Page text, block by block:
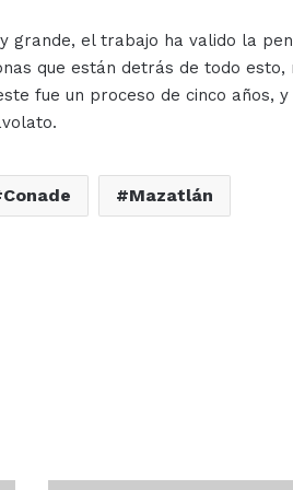
grande, el trabajo ha valido la
que están detrás de todo esto,
fue un proceso de cinco años,
Conade Mazatlán